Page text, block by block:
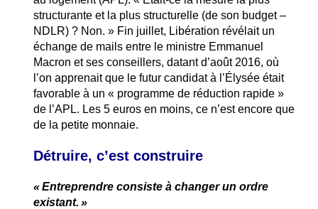
structurante et la plus structurelle (de son budget –
NDLR) ? Non. » Fin juillet, Libération révélait un
échange de mails entre le ministre Emmanuel
Macron et ses conseillers, datant d’août 2016, où
l’on apprenait que le futur candidat à l’Élysée était
favorable à un « programme de réduction rapide »
de l’APL. Les 5 euros en moins, ce n’est encore que
de la petite monnaie.
Détruire, c’est construire
« Entreprendre consiste à changer un ordre
existant. »